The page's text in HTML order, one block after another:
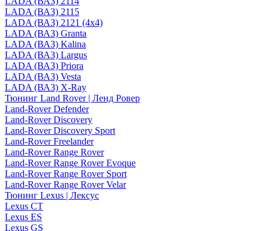
LADA (ВАЗ) 2115
LADA (ВАЗ) 2121 (4x4)
LADA (ВАЗ) Granta
LADA (ВАЗ) Kalina
LADA (ВАЗ) Largus
LADA (ВАЗ) Priora
LADA (ВАЗ) Vesta
LADA (ВАЗ) X-Ray
Тюнинг Land Rover | Ленд Ровер
Land-Rover Defender
Land-Rover Discovery
Land-Rover Discovery Sport
Land-Rover Freelander
Land-Rover Range Rover
Land-Rover Range Rover Evoque
Land-Rover Range Rover Sport
Land-Rover Range Rover Velar
Тюнинг Lexus | Лексус
Lexus CT
Lexus ES
Lexus GS